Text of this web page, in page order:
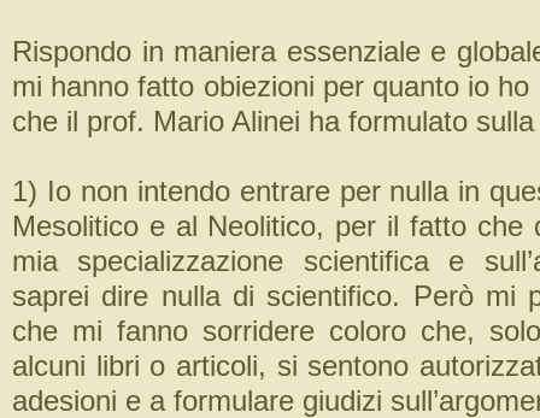
Rispondo in maniera essenziale e
mi hanno fatto obiezioni per quanto io
che il prof. Mario Alinei ha formulato
1) Io non intendo entrare per nulla in
Mesolitico e al Neolitico, per il fatto che
mia specializzazione scientifica e
saprei dire nulla di scientifico. Però mi
che mi fanno sorridere coloro che,
alcuni libri o articoli, si sentono
adesioni e a formulare giudizi